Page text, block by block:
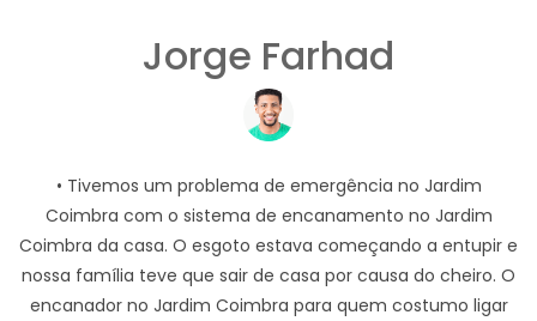
Jorge Farhad
• Tivemos um problema de emergência no Jardim
Coimbra com o sistema de encanamento no Jardim
Coimbra da casa. O esgoto estava começando a entupir e
nossa família teve que sair de casa por causa do cheiro. O
encanador no Jardim Coimbra para quem costumo ligar